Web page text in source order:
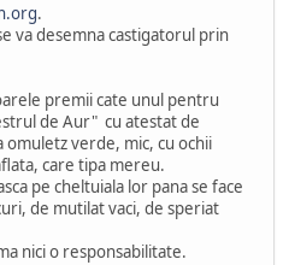
.
va desemna castigatorul prin
premii cate unul pentru
de Aur" cu atestat de
verde, mic, cu ochii
care tipa mereu.
pe cheltuiala lor pana se face
de mutilat vaci, de speriat
nici o responsabilitate.